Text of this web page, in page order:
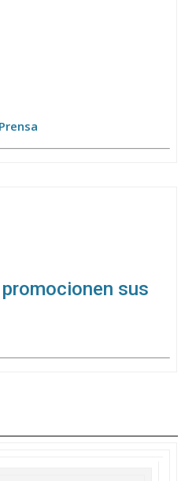
sus